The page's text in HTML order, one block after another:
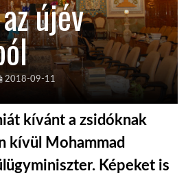
újév
2018-09-11
kívánt a zsidóknak
kívül Mohammad
Képeket is